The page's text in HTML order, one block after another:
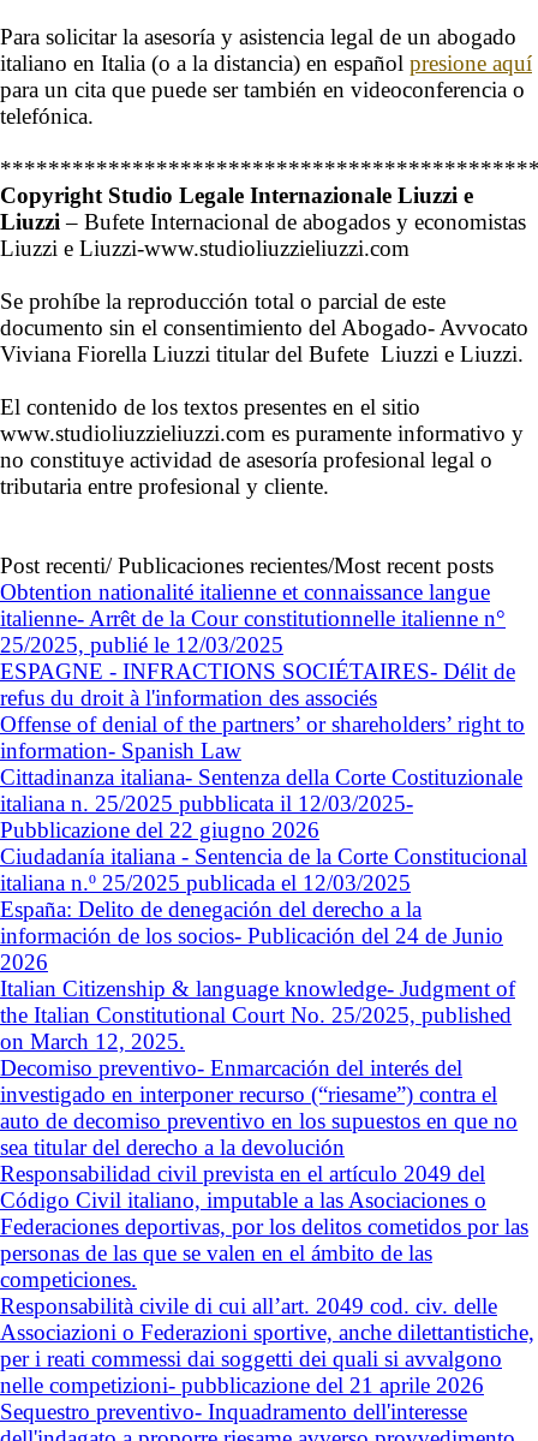
Para solicitar la asesoría y asistencia legal de un abogado
italiano en Italia (o a la distancia) en español presione aquí
para un cita que puede ser también en videoconferencia o
telefónica.
Copyright Studio Legale Internazionale Liuzzi e
Liuzzi – Bufete Internacional de abogados y economistas
Liuzzi e Liuzzi-www.studioliuzzieliuzzi.com
Se prohíbe la reproducción total o parcial de este
documento sin el consentimiento del Abogado- Avvocato
Viviana Fiorella Liuzzi titular del Bufete Liuzzi e Liuzzi.
El contenido de los textos presentes en el sitio
www.studioliuzzieliuzzi.com es puramente informativo y
no constituye actividad de asesoría profesional legal o
tributaria entre profesional y cliente.
Post recenti/ Publicaciones recientes/Most recent posts
Obtention nationalité italienne et connaissance langue
italienne- Arrêt de la Cour constitutionnelle italienne n°
25/2025, publié le 12/03/2025
ESPAGNE - INFRACTIONS SOCIÉTAIRES- Délit de
refus du droit à l'information des associés
Offense of denial of the partners’ or shareholders’ right to
information- Spanish Law
Cittadinanza italiana- Sentenza della Corte Costituzionale
italiana n. 25/2025 pubblicata il 12/03/2025-
Pubblicazione del 22 giugno 2026
Ciudadanía italiana - Sentencia de la Corte Constitucional
italiana n.º 25/2025 publicada el 12/03/2025
España: Delito de denegación del derecho a la
información de los socios- Publicación del 24 de Junio
2026
Italian Citizenship & language knowledge- Judgment of
the Italian Constitutional Court No. 25/2025, published
on March 12, 2025.
Decomiso preventivo- Enmarcación del interés del
investigado en interponer recurso (“riesame”) contra el
auto de decomiso preventivo en los supuestos en que no
sea titular del derecho a la devolución
Responsabilidad civil prevista en el artículo 2049 del
Código Civil italiano, imputable a las Asociaciones o
Federaciones deportivas, por los delitos cometidos por las
personas de las que se valen en el ámbito de las
competiciones.
Responsabilità civile di cui all’art. 2049 cod. civ. delle
Associazioni o Federazioni sportive, anche dilettantistiche,
per i reati commessi dai soggetti dei quali si avvalgono
nelle competizioni- pubblicazione del 21 aprile 2026
Sequestro preventivo- Inquadramento dell'interesse